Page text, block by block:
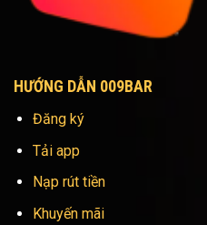
HƯỚNG DẪN 009BAR
Đăng ký
Tải app
Nạp rút tiền
Khuyến mãi